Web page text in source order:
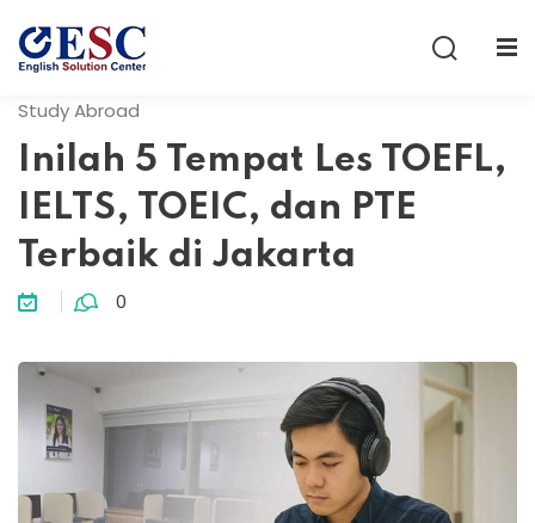
Study Abroad
Inilah 5 Tempat Les TOEFL,
IELTS, TOEIC, dan PTE
Terbaik di Jakarta
0
Don’t have an account?Sign up
Remember me Lost your password?